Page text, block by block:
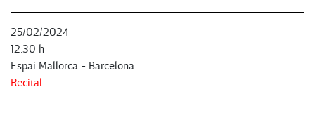
25/02/2024
12.30 h
Espai Mallorca - Barcelona
Recital